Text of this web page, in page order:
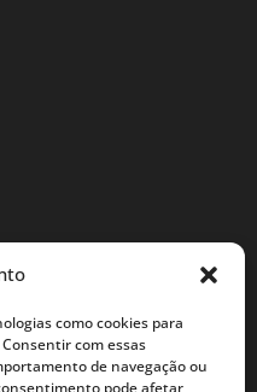
como cookies para
com essas
de navegação ou
pode afetar